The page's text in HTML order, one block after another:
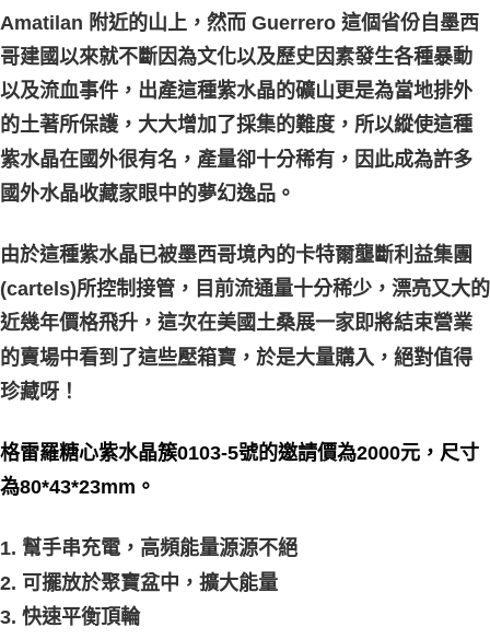
Amatilan 附近的山上，然而 Guerrero 這個省份自墨西
哥建國以來就不斷因為文化以及歷史因素發生各種暴動
以及流血事件，出產這種紫水晶的礦山更是為當地排外
的土著所保護，大大增加了採集的難度，所以縱使這種
紫水晶在國外很有名，產量卻十分稀有，因此成為許多
國外水晶收藏家眼中的夢幻逸品。
由於這種紫水晶已被墨西哥境內的卡特爾壟斷利益集團
(cartels)所控制接管，目前流通量十分稀少，漂亮又大的
近幾年價格飛升，這次在美國土桑展一家即將結束營業
的賣場中看到了這些壓箱寶，於是大量購入，絕對值得
珍藏呀！
格雷羅糖心紫水晶簇0103-5號的邀請價為2000元，尺寸
為80*43*23mm。
1. 幫手串充電，高頻能量源源不絕
2. 可擺放於聚寶盆中，擴大能量
3. 快速平衡頂輪